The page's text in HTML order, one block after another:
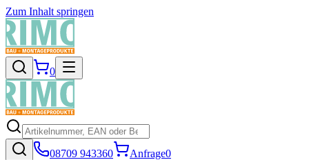
Zum Inhalt springen
0
08709 943360 Anfrage0